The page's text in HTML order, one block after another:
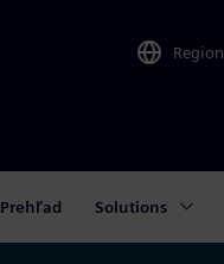
Region
Prehľad Solutions